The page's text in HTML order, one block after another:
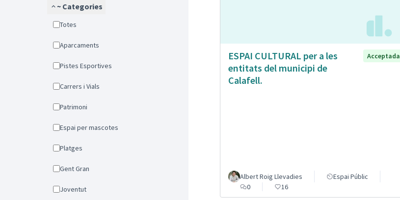
~ Categories
Totes
Aparcaments
Pistes Esportives
Carrers i Vials
Patrimoni
Espai per mascotes
Platges
Gent Gran
Joventut
ESPAI CULTURAL per a les
entitats del municipi de
Calafell.
Acceptada
Albert Roig Llevadies
Espai Públic
0
16